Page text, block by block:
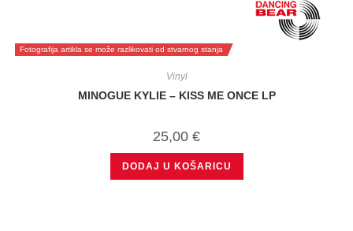
Fotografija artikla se može razlikovati od stvarnog stanja
Vinyl
MINOGUE KYLIE – KISS ME ONCE LP
25,00 €
DODAJ U KOŠARICU